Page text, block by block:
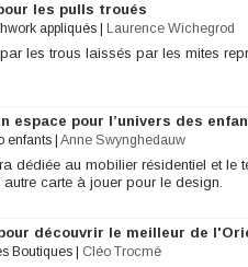
les pulls troués
appliqués Laurence Wichegrod
les trous laissés par les mites
espace pour l’univers des
enfants Anne Swynghedauw
dédiée au mobilier résidentiel et le
autre carte à jouer pour le design.
découvrir le meilleur de
Boutiques Cléo Trocmé